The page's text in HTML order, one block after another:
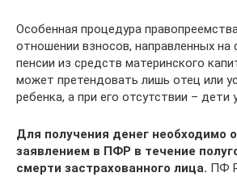
Особенная процедура
отношении взносов, направленных на
пенсии из средств материнского
может претендовать лишь отец или
ребенка, а при его отсутствии – дети
Для получения денег необходимо
заявлением в ПФР в течение
смерти застрахованного лица. ПФ